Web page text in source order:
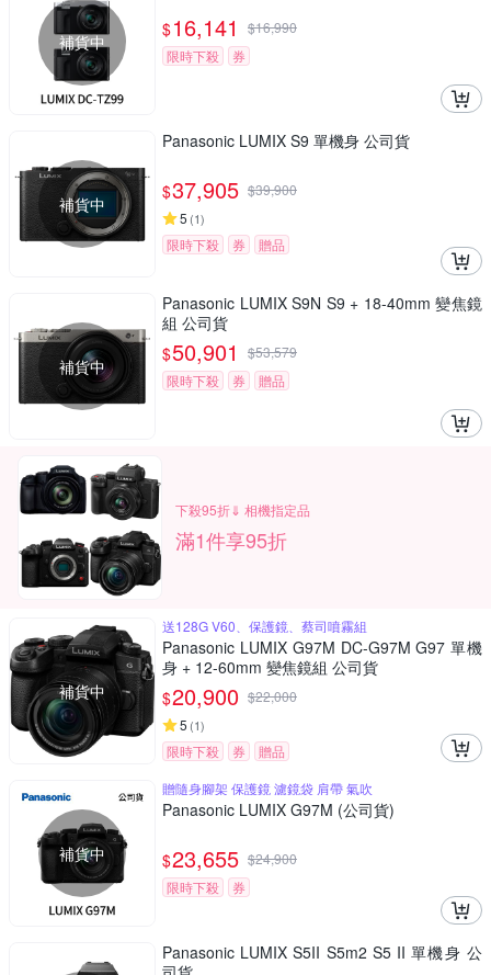
補貨中
$16,141 $16,990
限時下殺
券
補貨中
Panasonic LUMIX S9 單機身 公司貨
$37,905 $39,900
5 (1)
限時下殺 券 贈品
補貨中
Panasonic LUMIX S9N S9 + 18-40mm 變焦鏡
組 公司貨
$50,901 $53,579
限時下殺
券 贈品
下殺95折⇓ 相機指定品
滿1件享95折
補貨中
送128G V60、保護鏡、蔡司噴霧組
Panasonic LUMIX G97M DC-G97M G97 單機
身 + 12-60mm 變焦鏡組 公司貨
$20,900 $22,000
5 (1)
限時下殺 券 贈品
補貨中
贈隨身腳架 保護鏡 濾鏡袋 肩帶 氣吹
Panasonic LUMIX G97M (公司貨)
$23,655 $24,900
限時下殺
券
Panasonic LUMIX S5II S5m2 S5 II 單機身 公